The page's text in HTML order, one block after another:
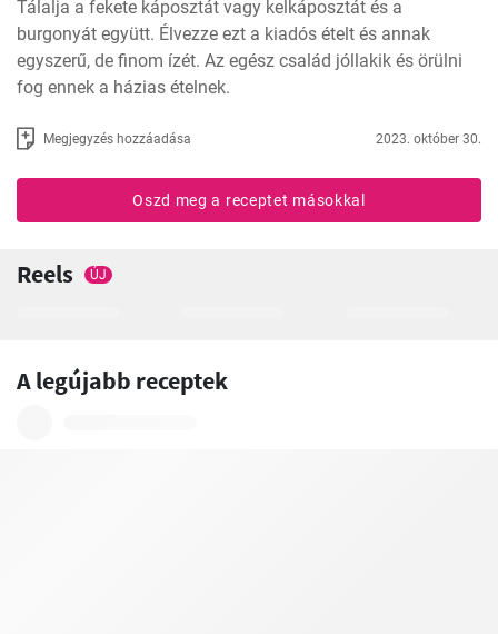
Tálalja a fekete káposztát vagy kelkáposztát és a
burgonyát együtt. Élvezze ezt a kiadós ételt és annak
egyszerű, de finom ízét. Az egész család jóllakik és örülni
fog ennek a házias ételnek.
Megjegyzés hozzáadása 2023. október 30.
Oszd meg a receptet másokkal
Reels ÚJ
A legújabb receptek